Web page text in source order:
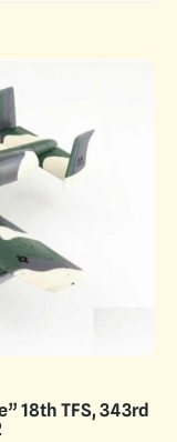
18th TFS, 343rd